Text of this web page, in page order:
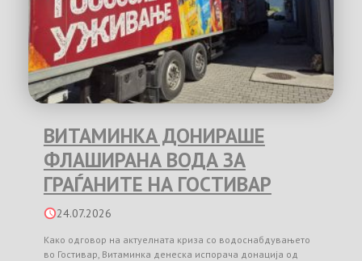
ВИТАМИНКА ДОНИРАШЕ
ФЛАШИРАНА ВОДА ЗА
ГРАЃАНИТЕ НА ГОСТИВАР
24.07.2026
Како одговор на актуелната криза со водоснабдувањето
во Гостивар, Витаминка денеска испорача донација од